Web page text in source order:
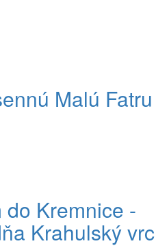
Malú Fatru
do Kremnice -
Krahulský